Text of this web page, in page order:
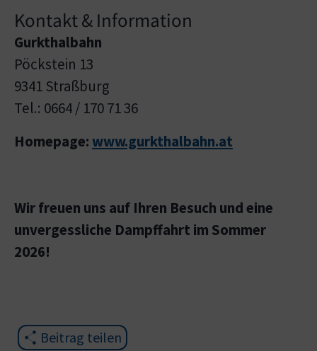
Kontakt & Information
Gurkthalbahn
Pöckstein 13
9341 Straßburg
Tel.: 0664 / 170 71 36
Homepage:www.gurkthalbahn.at
Wir freuen uns auf Ihren Besuch und eine
unvergessliche Dampffahrt im Sommer
2026!
Beitrag teilen